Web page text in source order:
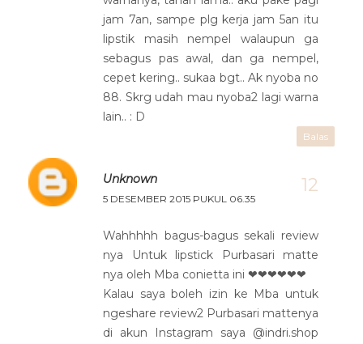
jam 7an, sampe plg kerja jam 5an itu
lipstik masih nempel walaupun ga
sebagus pas awal, dan ga nempel,
cepet kering.. sukaa bgt.. Ak nyoba no
88. Skrg udah mau nyoba2 lagi warna
lain.. : D
Balas
Unknown
5 DESEMBER 2015 PUKUL 06.35
Wahhhhh bagus-bagus sekali review
nya Untuk lipstick Purbasari matte
nya oleh Mba conietta ini ❤❤❤❤❤❤
Kalau saya boleh izin ke Mba untuk
ngeshare review2 Purbasari mattenya
di akun Instagram saya @indri.shop